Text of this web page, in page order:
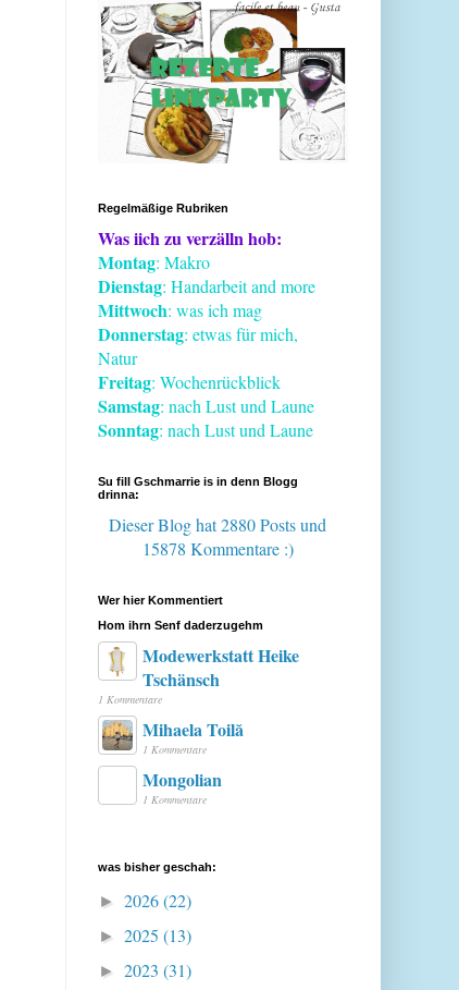
Regelmäßige Rubriken
Was iich zu verzälln hob:
Montag: Makro
Dienstag: Handarbeit and more
Mittwoch: was ich mag
Donnerstag: etwas für mich,
Natur
Freitag: Wochenrückblick
Samstag: nach Lust und Laune
Sonntag: nach Lust und Laune
Su fill Gschmarrie is in denn Blogg
drinna:
Dieser Blog hat 2880 Postsund
15878 Kommentare :)
Wer hier Kommentiert
Hom ihrn Senf daderzugehm
Modewerkstatt Heike
Tschänsch
1 Kommentare
Mihaela Toilă
1 Kommentare
Mongolian
1 Kommentare
was bisher geschah:
► 2026(22)
► 2025 (13)
► 2023 (31)